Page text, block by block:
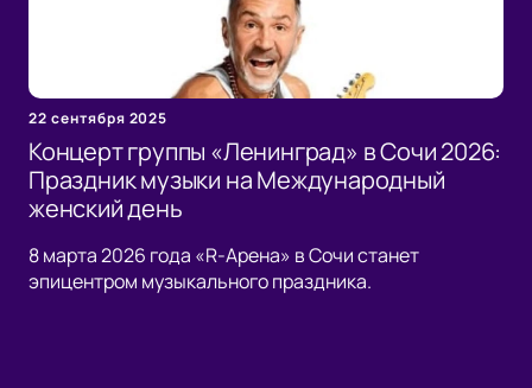
22 сентября 2025
Концерт группы «Ленинград» в Сочи 2026:
Праздник музыки на Международный
женский день
8 марта 2026 года «R-Арена» в Сочи станет
эпицентром музыкального праздника.